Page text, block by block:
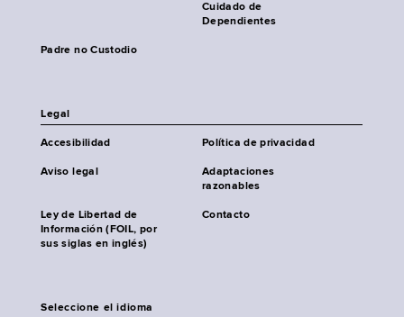
Cuidado de
Dependientes
Padre no Custodio
Legal
Accesibilidad Política de privacidad
Aviso legal
Adaptaciones
razonables
Ley de Libertad de
Información (FOIL, por
sus siglas en inglés)
Contacto
Seleccione el idioma